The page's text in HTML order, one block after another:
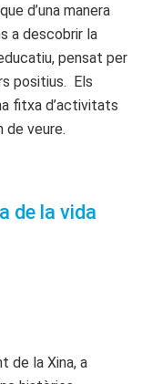
d’una manera
a descobrir la
pensat per
positius. Els
fitxa d’activitats
de veure.
de la vida
de la Xina, a